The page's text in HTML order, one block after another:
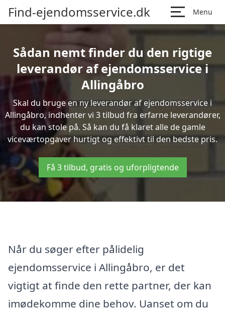
Find-ejendomsservice.dk Menu
Sådan nemt finder du den rigtige
leverandør af ejendomsservice i
Allingåbro
Skal du bruge en ny leverandør af ejendomsservice i
Allingåbro, indhenter vi 3 tilbud fra erfarne leverandører,
du kan stole på. Så kan du få klaret alle de gamle
viceværtopgaver hurtigt og effektivt til den bedste pris.
Få 3 tilbud, gratis og uforpligtende
Når du søger efter pålidelig
ejendomsservice i Allingåbro, er det
vigtigt at finde den rette partner, der kan
imødekomme dine behov. Uanset om du